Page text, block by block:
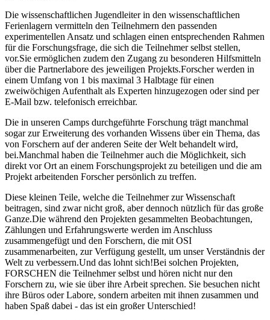
Die wissenschaftlichen Jugendleiter in den wissenschaftlichen
Ferienlagern vermitteln den Teilnehmern den passenden
experimentellen Ansatz und schlagen einen entsprechenden Rahmen
für die Forschungsfrage, die sich die Teilnehmer selbst stellen,
vor.Sie ermöglichen zudem den Zugang zu besonderen Hilfsmitteln
über die Partnerlabore des jeweiligen Projekts.Forscher werden in
einem Umfang von 1 bis maximal 3 Halbtage für einen
zweiwöchigen Aufenthalt als Experten hinzugezogen oder sind per
E-Mail bzw. telefonisch erreichbar.
Die in unseren Camps durchgeführte Forschung trägt manchmal
sogar zur Erweiterung des vorhanden Wissens über ein Thema, das
von Forschern auf der anderen Seite der Welt behandelt wird,
bei.Manchmal haben die Teilnehmer auch die Möglichkeit, sich
direkt vor Ort an einem Forschungsprojekt zu beteiligen und die am
Projekt arbeitenden Forscher persönlich zu treffen.
Diese kleinen Teile, welche die Teilnehmer zur Wissenschaft
beitragen, sind zwar nicht groß, aber dennoch nützlich für das große
Ganze.Die während den Projekten gesammelten Beobachtungen,
Zählungen und Erfahrungswerte werden im Anschluss
zusammengefügt und den Forschern, die mit OSI
zusammenarbeiten, zur Verfügung gestellt, um unser Verständnis der
Welt zu verbessern.Und das lohnt sich!Bei solchen Projekten,
FORSCHEN die Teilnehmer selbst und hören nicht nur den
Forschern zu, wie sie über ihre Arbeit sprechen. Sie besuchen nicht
ihre Büros oder Labore, sondern arbeiten mit ihnen zusammen und
haben Spaß dabei - das ist ein großer Unterschied!